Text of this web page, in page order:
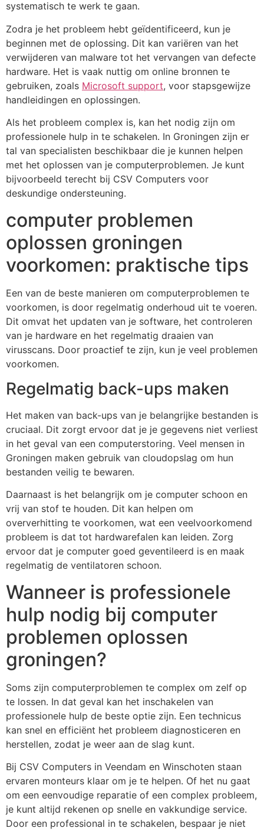
systematisch te werk te gaan.
Zodra je het probleem hebt geïdentificeerd, kun je
beginnen met de oplossing. Dit kan variëren van het
verwijderen van malware tot het vervangen van defecte
hardware. Het is vaak nuttig om online bronnen te
gebruiken, zoals Microsoft support, voor stapsgewijze
handleidingen en oplossingen.
Als het probleem complex is, kan het nodig zijn om
professionele hulp in te schakelen. In Groningen zijn er
tal van specialisten beschikbaar die je kunnen helpen
met het oplossen van je computerproblemen. Je kunt
bijvoorbeeld terecht bij CSV Computers voor
deskundige ondersteuning.
computer problemen
oplossen groningen
voorkomen: praktische tips
Een van de beste manieren om computerproblemen te
voorkomen, is door regelmatig onderhoud uit te voeren.
Dit omvat het updaten van je software, het controleren
van je hardware en het regelmatig draaien van
virusscans. Door proactief te zijn, kun je veel problemen
voorkomen.
Regelmatig back-ups maken
Het maken van back-ups van je belangrijke bestanden is
cruciaal. Dit zorgt ervoor dat je je gegevens niet verliest
in het geval van een computerstoring. Veel mensen in
Groningen maken gebruik van cloudopslag om hun
bestanden veilig te bewaren.
Daarnaast is het belangrijk om je computer schoon en
vrij van stof te houden. Dit kan helpen om
oververhitting te voorkomen, wat een veelvoorkomend
probleem is dat tot hardwarefalen kan leiden. Zorg
ervoor dat je computer goed geventileerd is en maak
regelmatig de ventilatoren schoon.
Wanneer is professionele
hulp nodig bij computer
problemen oplossen
groningen?
Soms zijn computerproblemen te complex om zelf op
te lossen. In dat geval kan het inschakelen van
professionele hulp de beste optie zijn. Een technicus
kan snel en efficiënt het probleem diagnosticeren en
herstellen, zodat je weer aan de slag kunt.
Bij CSV Computers in Veendam en Winschoten staan
ervaren monteurs klaar om je te helpen. Of het nu gaat
om een eenvoudige reparatie of een complex probleem,
je kunt altijd rekenen op snelle en vakkundige service.
Door een professional in te schakelen, bespaar je niet